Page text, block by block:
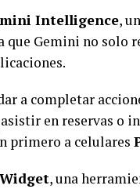
Intelligence,
que Gemini no solo
a completar
en reservas o
primero a celulares
, una